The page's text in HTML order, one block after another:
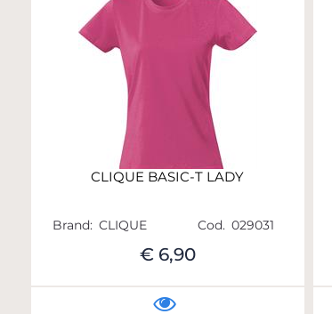
CLIQUE BASIC-T LADY
Brand: CLIQUE Cod. 029031
€ 6,90